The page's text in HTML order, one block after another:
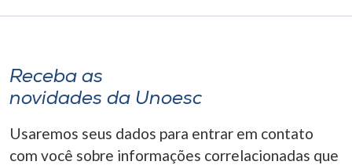
Receba as
novidades da Unoesc
Usaremos seus dados para entrar em contato
com você sobre informações correlacionadas que